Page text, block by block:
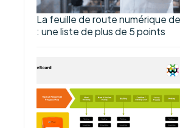
La feuille de route numérique
: une liste de plus de 5 points